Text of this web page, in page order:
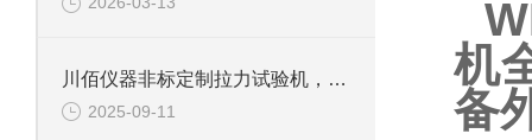
川佰仪器非标定制拉力试验机，精准测试，赋能多领域材料研发与质量控制
2025-09-11
机
备